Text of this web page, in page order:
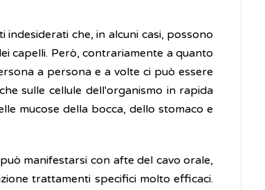
che, in alcuni casi, possono
capelli. Però, contrariamente a quanto
a persona e a volte ci può essere
sulle cellule dell'organismo in rapida
mucose della bocca, dello stomaco e
manifestarsi con afte del cavo orale,
trattamenti specifici molto efficaci.